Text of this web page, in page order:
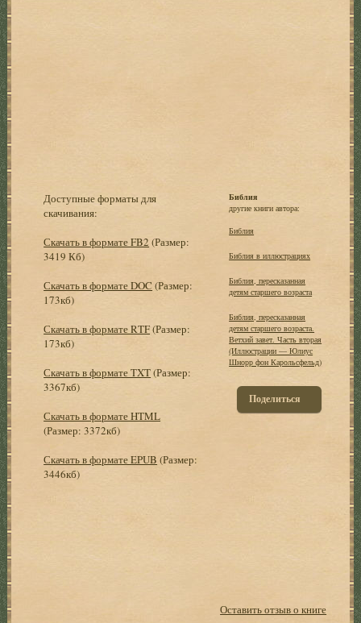
Доступные форматы для
скачивания:
Скачать в формате FB2 (Размер:
3419 Кб)
Скачать в формате DOC (Размер:
173кб)
Скачать в формате RTF(Размер:
173кб)
Скачать в формате TXT(Размер:
3367кб)
Скачать в формате HTML
(Размер: 3372кб)
Скачать в формате EPUB (Размер:
3446кб)
Библия
другие книги автора:
Библия
Библия в иллюстрациях
Библия, пересказанная
детям старшего возраста
Библия, пересказанная
детям старшего возраста.
Ветхий завет. Часть вторая
(Иллюстрации — Юлиус
Шнорр фон Карольсфельд)
Поделиться
Оставить отзыв о книге